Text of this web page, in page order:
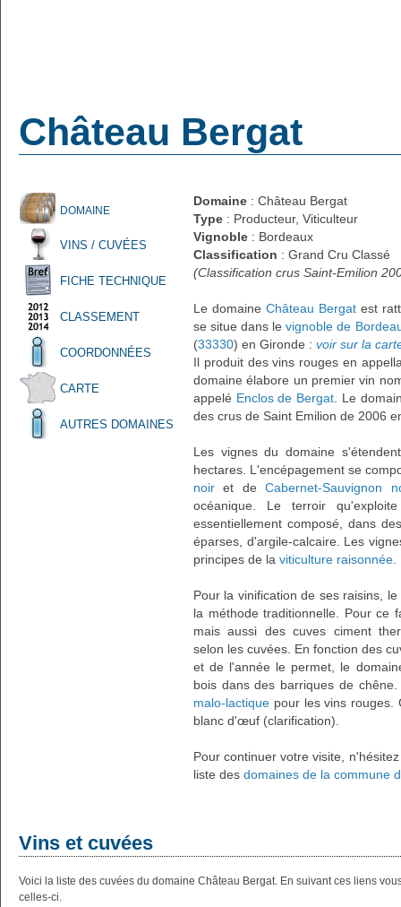
Château Bergat
DOMAINE
VINS / CUVÉES
FICHE TECHNIQUE
CLASSEMENT
COORDONNÉES
CARTE
AUTRES DOMAINES
Domaine : Château Bergat
Type : Producteur, Viticulteur
Vignoble : Bordeaux
Classification : Grand Cru Classé
(Classification crus Saint-Emilion
Le domaine Château Bergat est
se situe dans levignoble de
(33330) en Gironde : voir sur la
Il produit des vins rouges en
domaine élabore un premier vin
appelé Enclos de Bergat . Le
des crus de Saint Emilion de 2006
Les vignes du domaine
hectares. L'encépagement se
noir et deCabernet-Sauvignon
océanique. Le terroir
essentiellement composé, dans
éparses, d'argile-calcaire. Les
principes de la viticulture raisonnée
Pour la vinification de ses raisins, le
la méthode traditionnelle. Pour ce
mais aussi des cuves ciment
selon les cuvées. En fonction des
et de l'année le permet, le
bois dans des barriques de
malo-lactique pour les vins
blanc d'œuf (clarification).
Pour continuer votre visite,
liste des domaines de la commune
Vins et cuvées
Voici la liste des cuvées du domaine Château Bergat. En suivant ces liens
celles-ci.